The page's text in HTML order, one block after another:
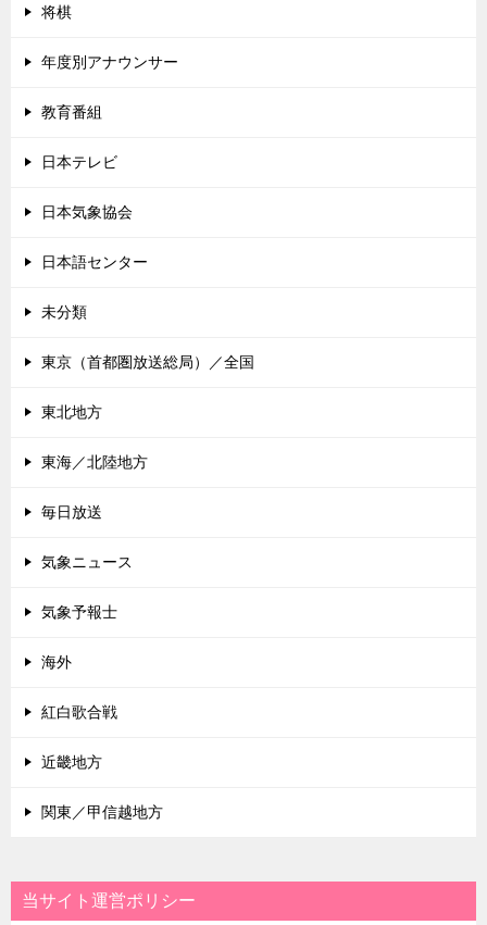
将棋
年度別アナウンサー
教育番組
日本テレビ
日本気象協会
日本語センター
未分類
東京（首都圏放送総局）／全国
東北地方
東海／北陸地方
毎日放送
気象ニュース
気象予報士
海外
紅白歌合戦
近畿地方
関東／甲信越地方
当サイト運営ポリシー